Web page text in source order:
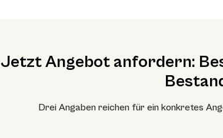
Jetzt Angebot anfordern:
Drei Angaben reichen für ein konkretes